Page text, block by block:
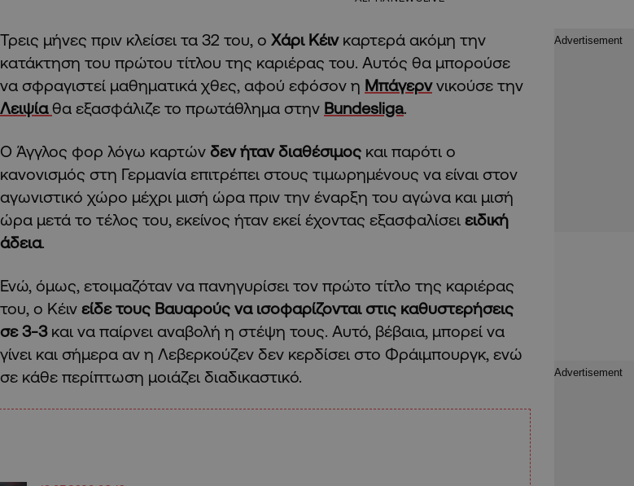
Τρεις μήνες πριν κλείσει τα 32 του, ο Χάρι Κέινκαρτερά ακόμη την
κατάκτηση του πρώτου τίτλου της καριέρας του. Αυτός θα μπορούσε
να σφραγιστεί μαθηματικά χθες, αφού εφόσον η Μπάγερν νικούσε την
Λειψίαθα εξασφάλιζε το πρωτάθλημα στην Bundesliga.
Ο Άγγλος φορ λόγω καρτών δεν ήταν διαθέσιμος και παρότι ο
κανονισμός στη Γερμανία επιτρέπει στους τιμωρημένους να είναι στον
αγωνιστικό χώρο μέχρι μισή ώρα πριν την έναρξη του αγώνα και μισή
ώρα μετά το τέλος του, εκείνος ήταν εκεί έχοντας εξασφαλίσει ειδική
άδεια.
Ενώ, όμως, ετοιμαζόταν να πανηγυρίσει τον πρώτο τίτλο της καριέρας
του, ο Κέιν είδε τους Βαυαρούς να ισοφαρίζονται στις καθυστερήσεις
σε 3-3και να παίρνει αναβολή η στέψη τους. Αυτό, βέβαια, μπορεί να
γίνει και σήμερα αν η Λεβερκούζεν δεν κερδίσει στο Φράιμπουργκ, ενώ
σε κάθε περίπτωση μοιάζει διαδικαστικό.